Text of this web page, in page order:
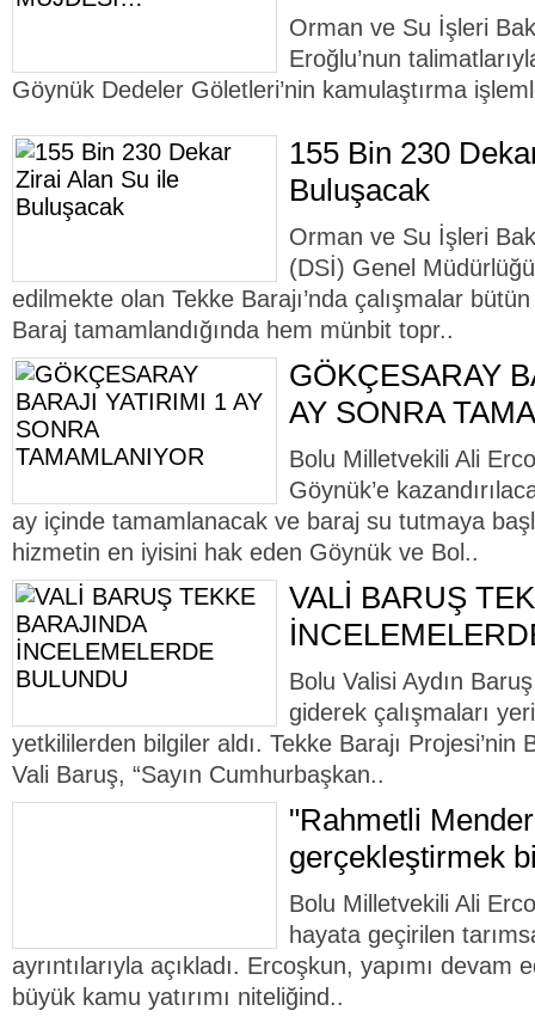
Orman ve Su İşleri
Eroğlu’nun
Göynük Dedeler Göletleri’nin kamulaştırma
155 Bin 230
Buluşacak
Orman ve Su İşleri
(DSİ) Genel
edilmekte olan Tekke Barajı’nda çalışmalar
Baraj tamamlandığında hem münbit topr..
GÖKÇESARAY
AY SONRA
Bolu Milletvekili Ali
Göynük’e
ay içinde tamamlanacak ve baraj su tutmaya
hizmetin en iyisini hak eden Göynük ve Bol..
VALİ BARUŞ
Bolu Valisi Aydın
giderek çalışmaları
yetkililerden bilgiler aldı. Tekke Barajı Projesi’nin
Vali Baruş, “Sayın Cumhurbaşkan..
"Rahmetli
gerçekleştirmek
Bolu Milletvekili Ali
hayata geçirilen
ayrıntılarıyla açıkladı. Ercoşkun, yapımı devam
büyük kamu yatırımı niteliğind..